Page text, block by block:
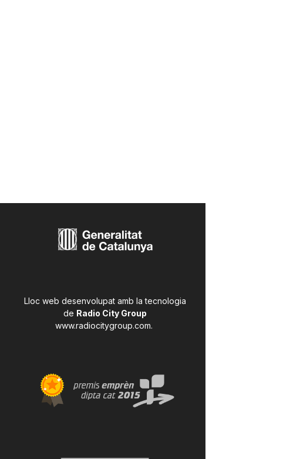
Lloc web desenvolupat amb la tecnologia
de Radio City Group
www.radiocitygroup.com.